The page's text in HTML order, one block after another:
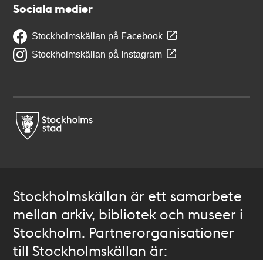
Sociala medier
Stockholmskällan på Facebook
Stockholmskällan på Instagram
Stockholmskällan är ett samarbete
mellan arkiv, bibliotek och museer i
Stockholm. Partnerorganisationer
till Stockholmskällan är: